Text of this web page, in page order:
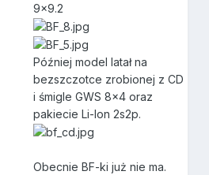
9x9.2
Później model latał na
bezszczotce zrobionej z CD
i śmigle GWS 8x4 oraz
pakiecie Li-Ion 2s2p.
Obecnie BF-ki już nie ma.